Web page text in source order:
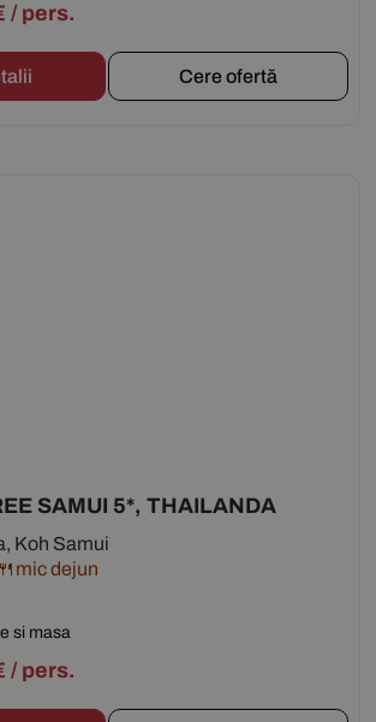
/ pers.
Cere ofertă
SAMUI 5*, THAILANDA
Koh Samui
dejun
si masa
/ pers.